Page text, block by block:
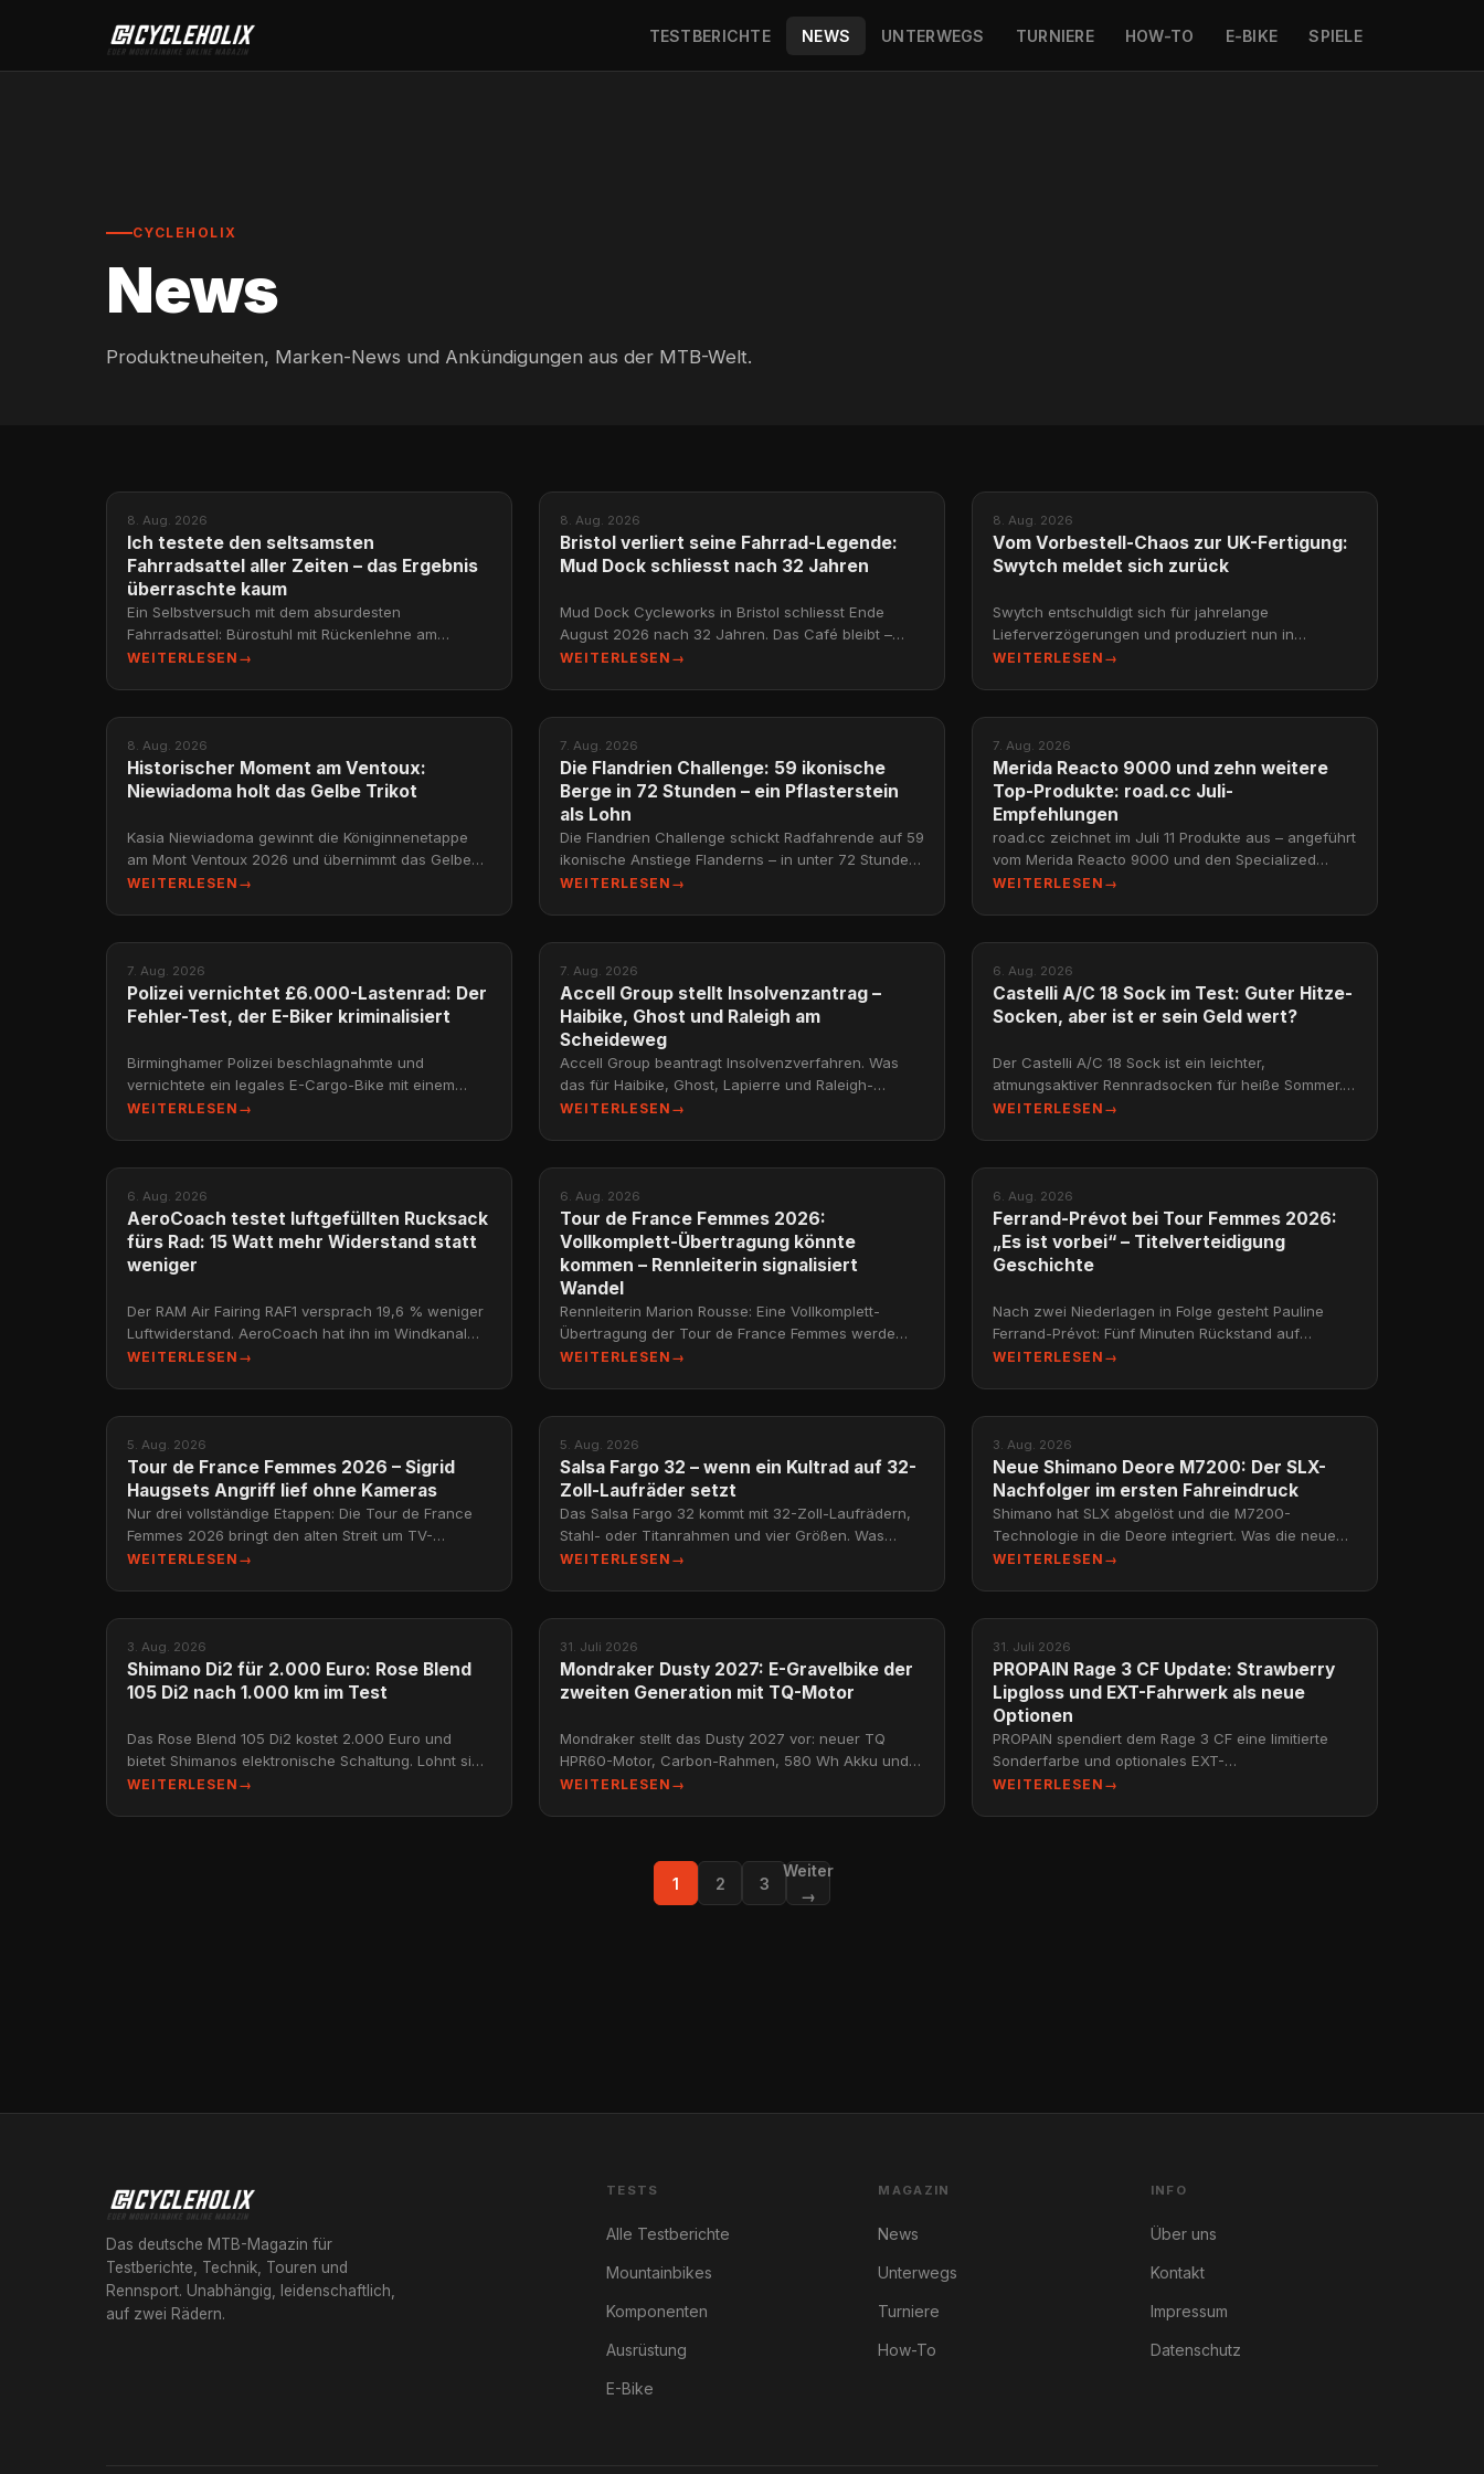
TESTBERICHTE NEWS UNTERWEGS TURNIERE HOW-TO E-BIKE SPIELE
CYCLEHOLIX
News
Produktneuheiten, Marken-News und Ankündigungen aus der MTB-Welt.
NEWS
8. Aug. 2026
Ich testete den seltsamsten
Fahrradsattel aller Zeiten – das Ergebnis
überraschte kaum
Ein Selbstversuch mit dem absurdesten
Fahrradsattel: Bürostuhl mit Rückenlehne am
Gravelbike. Was passiert, und warum mehr
WEITERLESEN →
NEWS
8. Aug. 2026
Bristol verliert seine Fahrrad-Legende:
Mud Dock schliesst nach 32 Jahren
Mud Dock Cycleworks in Bristol schliesst Ende
August 2026 nach 32 Jahren. Das Café bleibt –
doch ein Pionier des Fahrradladen-Café-Konzepts
WEITERLESEN →
NEWS
8. Aug. 2026
Vom Vorbestell-Chaos zur UK-Fertigung:
Swytch meldet sich zurück
Swytch entschuldigt sich für jahrelange
Lieferverzögerungen und produziert nun in
Norwich. Dazu: NYC fördert Mikromobilität, New
WEITERLESEN →
NEWS
8. Aug. 2026
Historischer Moment am Ventoux:
Niewiadoma holt das Gelbe Trikot
Kasia Niewiadoma gewinnt die Königinnenetappe
am Mont Ventoux 2026 und übernimmt das Gelbe
Trikot – ein Moment, 20 Jahre in der Entstehung.
WEITERLESEN →
NEWS
7. Aug. 2026
Die Flandrien Challenge: 59 ikonische
Berge in 72 Stunden – ein Pflasterstein
als Lohn
Die Flandrien Challenge schickt Radfahrende auf 59
ikonische Anstiege Flanderns – in unter 72 Stunden.
Wie die Challenge funktioniert und warum sie
WEITERLESEN →
NEWS
7. Aug. 2026
Merida Reacto 9000 und zehn weitere
Top-Produkte: road.cc Juli-
Empfehlungen
road.cc zeichnet im Juli 11 Produkte aus – angeführt
vom Merida Reacto 9000 und den Specialized
Cotton TLR Reifen. Die besten Neuheiten im
WEITERLESEN →
NEWS
7. Aug. 2026
Polizei vernichtet £6.000-Lastenrad: Der
Fehler-Test, der E-Biker kriminalisiert
Birminghamer Polizei beschlagnahmte und
vernichtete ein legales E-Cargo-Bike mit einem
fehlerhaften Schnelltest. Die Konsequenzen – und
WEITERLESEN →
NEWS
7. Aug. 2026
Accell Group stellt Insolvenzantrag –
Haibike, Ghost und Raleigh am
Scheideweg
Accell Group beantragt Insolvenzverfahren. Was
das für Haibike, Ghost, Lapierre und Raleigh-
Besitzer bedeutet – und wie es dazu kam.
WEITERLESEN →
NEWS
6. Aug. 2026
Castelli A/C 18 Sock im Test: Guter Hitze-
Socken, aber ist er sein Geld wert?
Der Castelli A/C 18 Sock ist ein leichter,
atmungsaktiver Rennradsocken für heiße Sommer.
8/10 für Qualität, 5/10 für Preis-Leistung. Test, Fazit
WEITERLESEN →
NEWS
6. Aug. 2026
AeroCoach testet luftgefüllten Rucksack
fürs Rad: 15 Watt mehr Widerstand statt
weniger
Der RAM Air Fairing RAF1 versprach 19,6 % weniger
Luftwiderstand. AeroCoach hat ihn im Windkanal
getestet: Das Ergebnis ist 15 Watt mehr Widerstand
WEITERLESEN →
NEWS
6. Aug. 2026
Tour de France Femmes 2026:
Vollkomplett-Übertragung könnte
kommen – Rennleiterin signalisiert
Wandel
Rennleiterin Marion Rousse: Eine Vollkomplett-
Übertragung der Tour de France Femmes werde
ernsthaft erwägt. Fans und Fahrerinnen fordern seit
WEITERLESEN →
NEWS
6. Aug. 2026
Ferrand-Prévot bei Tour Femmes 2026:
„Es ist vorbei“ – Titelverteidigung
Geschichte
Nach zwei Niederlagen in Folge gesteht Pauline
Ferrand-Prévot: Fünf Minuten Rückstand auf
Reusser – die Titelverteidigung bei der Tour de
WEITERLESEN →
NEWS
5. Aug. 2026
Tour de France Femmes 2026 – Sigrid
Haugsets Angriff lief ohne Kameras
Nur drei vollständige Etappen: Die Tour de France
Femmes 2026 bringt den alten Streit um TV-
Sendezeit zurück. Was Orla Chennaoui und die
WEITERLESEN →
NEWS
5. Aug. 2026
Salsa Fargo 32 – wenn ein Kultrad auf 32-
Zoll-Laufräder setzt
Das Salsa Fargo 32 kommt mit 32-Zoll-Laufrädern,
Stahl- oder Titanrahmen und vier Größen. Was
Adventure-Biker ab Herbst 2026 erwartet.
WEITERLESEN →
NEWS
3. Aug. 2026
Neue Shimano Deore M7200: Der SLX-
Nachfolger im ersten Fahreindruck
Shimano hat SLX abgelöst und die M7200-
Technologie in die Deore integriert. Was die neue
12-fach-Gruppe kann, zeigt der erste Fahreindruck.
WEITERLESEN →
NEWS
3. Aug. 2026
Shimano Di2 für 2.000 Euro: Rose Blend
105 Di2 nach 1.000 km im Test
Das Rose Blend 105 Di2 kostet 2.000 Euro und
bietet Shimanos elektronische Schaltung. Lohnt sich
das Upgrade? Ein Fahrbericht nach 1.000
WEITERLESEN →
NEWS
31. Juli 2026
Mondraker Dusty 2027: E-Gravelbike der
zweiten Generation mit TQ-Motor
Mondraker stellt das Dusty 2027 vor: neuer TQ
HPR60-Motor, Carbon-Rahmen, 580 Wh Akku und
700x50c Bereifung. Alle Details zum neuen E-
WEITERLESEN →
NEWS
31. Juli 2026
PROPAIN Rage 3 CF Update: Strawberry
Lipgloss und EXT-Fahrwerk als neue
Optionen
PROPAIN spendiert dem Rage 3 CF eine limitierte
Sonderfarbe und optionales EXT-
Hochleistungsfahrwerk. Alle Details zu Strawberry
WEITERLESEN →
1 2 3
Weiter
→
Das deutsche MTB-Magazin für
Testberichte, Technik, Touren und
Rennsport. Unabhängig, leidenschaftlich,
auf zwei Rädern.
TESTS
Alle Testberichte
Mountainbikes
Komponenten
Ausrüstung
E-Bike
MAGAZIN
News
Unterwegs
Turniere
How-To
INFO
Über uns
Kontakt
Impressum
Datenschutz